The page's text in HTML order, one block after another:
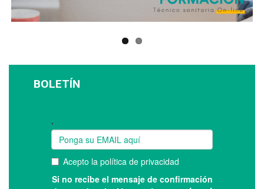
BOLETÍN